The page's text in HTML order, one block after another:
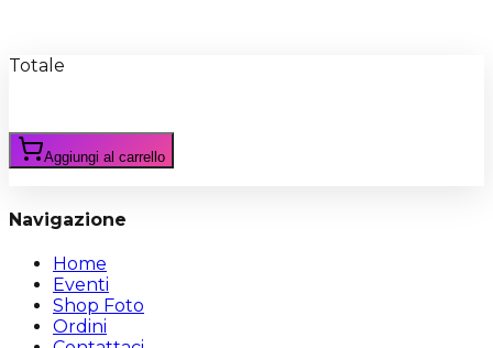
Totale
Aggiungi al carrello
Navigazione
Home
Eventi
Shop Foto
Ordini